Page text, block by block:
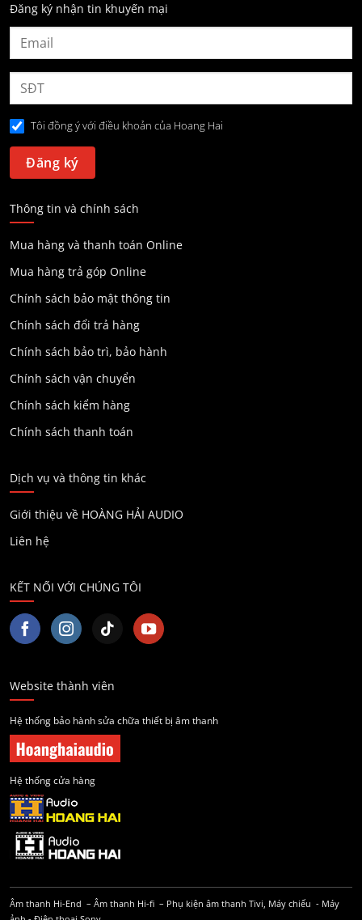
Đăng ký nhận tin khuyến mại
Tôi đồng ý với điều khoản của Hoang Hai
Thông tin và chính sách
Mua hàng và thanh toán Online
Mua hàng trả góp Online
Chính sách bảo mật thông tin
Chính sách đổi trả hàng
Chính sách bảo trì, bảo hành
Chính sách vận chuyển
Chính sách kiểm hàng
Chính sách thanh toán
Dịch vụ và thông tin khác
Giới thiệu về HOÀNG HẢI AUDIO
Liên hệ
KẾT NỐI VỚI CHÚNG TÔI
Website thành viên
Hệ thống bảo hành sửa chữa thiết bị âm thanh
Hệ thống cửa hàng
Âm thanh Hi-End – Âm thanh Hi-fi – Phụ kiện âm thanh Tivi, Máy chiếu - Máy